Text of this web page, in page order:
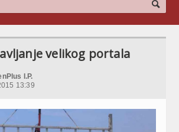
velikog portala
I.P.
13:39